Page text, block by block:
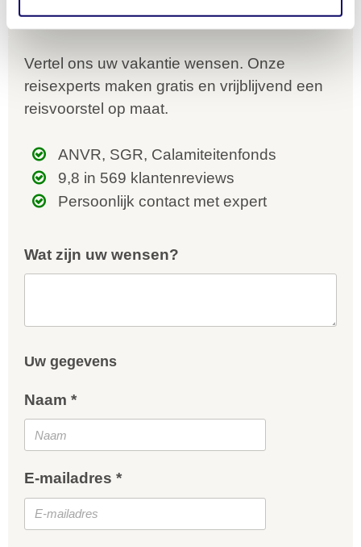
Vertel ons uw vakantie wensen. Onze
reisexperts maken gratis en vrijblijvend een
reisvoorstel op maat.
ANVR, SGR, Calamiteitenfonds
9,8 in 569 klantenreviews
Persoonlijk contact met expert
Wat zijn uw wensen?
Uw gegevens
Naam *
E-mailadres *